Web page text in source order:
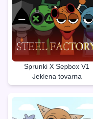
Sprunki X Sepbox V1
Jeklena tovarna